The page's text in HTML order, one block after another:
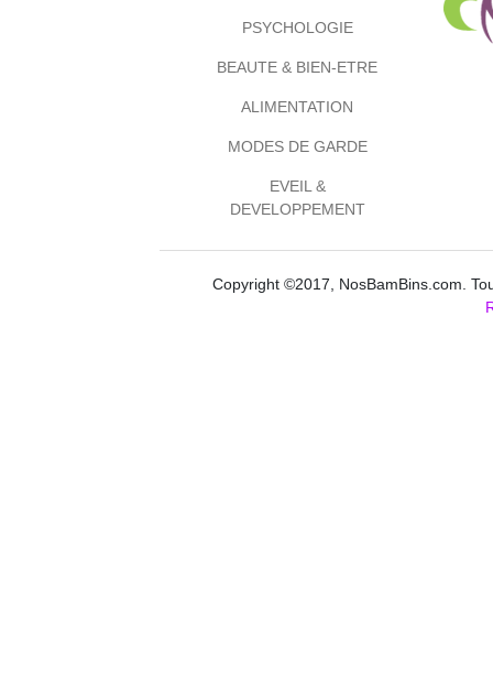
PSYCHOLOGIE
BEAUTE & BIEN-ETRE
ALIMENTATION
MODES DE GARDE
EVEIL &
DEVELOPPEMENT
Copyright ©2017, NosBamBins.com.